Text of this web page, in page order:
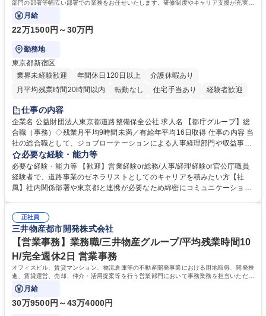
部門の部署等幅広い部署での業務をお任せいたします。研修制度やキャリア支援が充実し
ております！ ※下記業務詳細
月給
22万1500円～30万円
勤務地
東京都新宿区
業界未経験歓迎
年間休日120日以上
介護休暇あり
月平均残業時間20時間以内
転勤なし 住宅手当あり
経験者歓迎
研修あり
退職金あり
駅近5分以内
資格取得手当あり 食事補助あり
仕事の内容
企業名 公益財団法人東京都道路整備保全公社 求人名 【都庁グループ】総
合職（事務）◇残業月平均9時間未満／有給年平均16日取得 仕事の内容 当
社の総合職として、ジョブローテーションによる人事経理部門や収益事業
等のフロント部門の部署等幅広い部署での業務をお任せいたします。研修
制度やキャリア支援が充実しております！ ※下記業務詳細 【業務詳細】■
管理部門：広報、人事、経理など当公社の運営に係る管理業務 ■収益部
門：駐車場の新規開拓、管理運営、新宿駅西口広場の「イベントコーナ
道路施設や道路工事現場の見学ツアー事業 ※入社後は上記いずれかの部門
へ配属。※業務内容変更の範囲：会社の定める業務 募集職種 【都庁グル
ープ】総合職（事務）◇残業月平均9時間未満／有給年平均16日取得
必要な経験・能力等
必要な経験・能力等 【歓迎】営業経験or総務/人事/経理経験or官公庁職員
経験者で、道路事業のゼネラリストとしてのキャリアを積みたい方【社
風】社内関係部署や東京都と連携が必要なため綿密にコミュニケーション
部門など多岐に渡る業務を経験できます。 ■様々なプロジェクト：駐車場
事業の他、新宿駅西口広場内に設置された照明を兼ねた広告「ブライトサ
イン」の管理運営を行うなど、事業収益を生み出す活動を積極的に行って
います。 学歴・資格 学歴：大学院 大学 高専 短大 専修学校 高校 語学力：
資格：
正社員
三井物産都市開発株式会社
【営業事務】業務職/三井物産グループ/平均残業時間10
H/完全週休2日 営業事務
オフィスビル、賃貸マンション、物流倉庫等の不動産開発事業における用地取得、開発推
進、賃貸運営、売却、仲介・活用提案等を行う営業部門において事務業務を担当いただき
ます。
月給
30万9500円～43万4000円